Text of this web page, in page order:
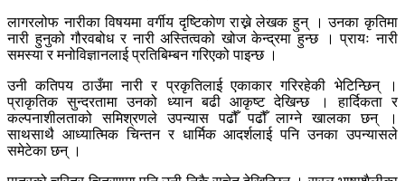
लागरलोफ नारीका विषयमा वर्गीय दृष्टिकोण राख्ने लेखक हुन् । उनका कृतिमा
नारी हुनुको गौरवबोध र नारी अस्तित्वको खोज केन्द्रमा हुन्छ । प्रायः नारी
समस्या र मनोविज्ञानलाई प्रतिबिम्बन गरिएको पाइन्छ ।
उनी कतिपय ठाउँमा नारी र प्रकृतिलाई एकाकार गरिरहेकी भेटिन्छिन् ।
प्राकृतिक सुन्दरतामा उनको ध्यान बढी आकृष्ट देखिन्छ । हार्दिकता र
कल्पनाशीलताको समिश्रणले उपन्यास पढौँ पढौँ लाग्ने खालका छन् ।
साथसाथै आध्यात्मिक चिन्तन र धार्मिक आदर्शलाई पनि उनका उपन्यासले
समेटेका छन् ।